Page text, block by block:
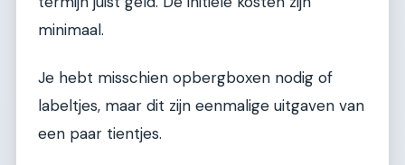
minimaal.
Je hebt misschien opbergboxen nodig of
labeltjes, maar dit zijn eenmalige uitgaven van
een paar tientjes.